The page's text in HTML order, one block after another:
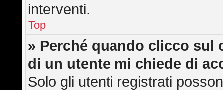
interventi.
Top
» Perché quando clicco sul
di un utente mi chiede di
Solo gli utenti registrati